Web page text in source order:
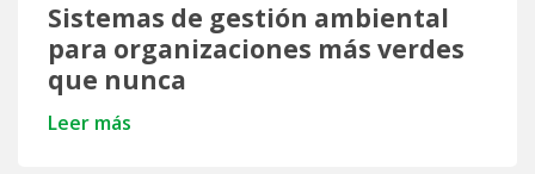
Sistemas de gestión ambiental
para organizaciones más verdes
que nunca
Leer más